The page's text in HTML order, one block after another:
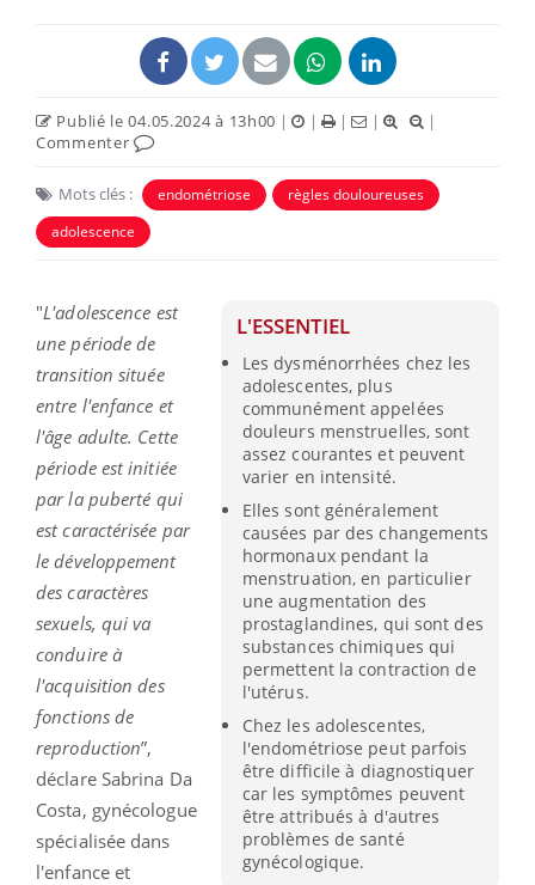
Publié le 04.05.2024 à 13h00 | | | |
|
Commenter
Mots clés : endométriose
règles douloureuses
adolescence
L'ESSENTIEL
Les dysménorrhées chez les
adolescentes, plus
communément appelées
douleurs menstruelles, sont
assez courantes et peuvent
varier en intensité.
Elles sont généralement
causées par des changements
hormonaux pendant la
menstruation, en particulier
une augmentation des
prostaglandines, qui sont des
substances chimiques qui
permettent la contraction de
l'utérus.
Chez les adolescentes,
l'endométriose peut parfois
être difficile à diagnostiquer
car les symptômes peuvent
être attribués à d'autres
problèmes de santé
gynécologique.
"L'adolescence est
une période de
transition située
entre l'enfance et
l'âge adulte. Cette
période est initiée
par la puberté qui
est caractérisée par
le développement
des caractères
sexuels, qui va
conduire à
l'acquisition des
fonctions de
reproduction”,
déclare Sabrina Da
Costa, gynécologue
spécialisée dans
l'enfance et